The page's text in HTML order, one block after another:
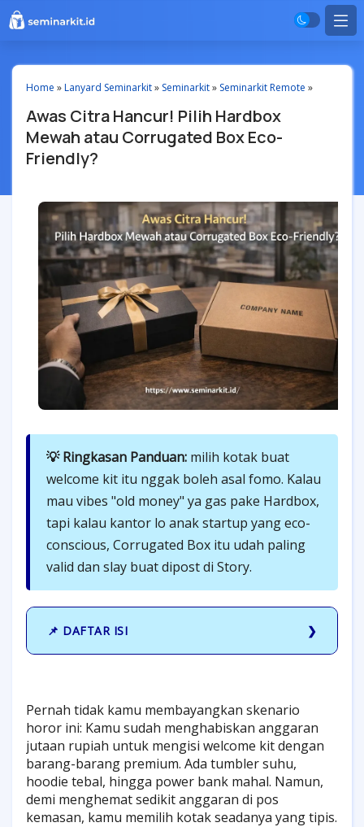
Home »Lanyard Seminarkit» Seminarkit» Seminarkit Remote »
Awas Citra Hancur! Pilih Hardbox
Mewah atau Corrugated Box Eco-
Friendly?
💡 Ringkasan Panduan: milih kotak buat
welcome kit itu nggak boleh asal fomo. Kalau
mau vibes "old money" ya gas pake Hardbox,
tapi kalau kantor lo anak startup yang eco-
conscious, Corrugated Box itu udah paling
valid dan slay buat dipost di Story.
📌 DAFTAR ISI
Pernah tidak kamu membayangkan skenario
horor ini: Kamu sudah menghabiskan anggaran
jutaan rupiah untuk mengisi welcome kit dengan
barang-barang premium. Ada tumbler suhu,
hoodie tebal, hingga power bank mahal. Namun,
demi menghemat sedikit anggaran di pos
kemasan, kamu memilih kotak seadanya yang tipis.